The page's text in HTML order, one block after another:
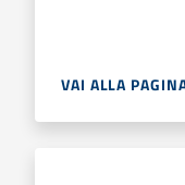
VAI ALLA